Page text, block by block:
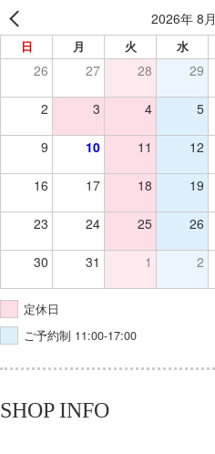
2026年 8月
日 月 火 水
26 27 28 29
2 3 4 5
9 10 11 12
16 17 18 19
23 24 25 26
30 31 1 2
定休日
ご予約制 11:00-17:00
SHOP INFO